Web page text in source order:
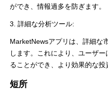
ができ、情報過多を防ぎます。
3. 詳細な分析ツール:
MarketNewsアプリは、詳細な
します。これにより、ユーザ
ることができ、より効果的な投
短所